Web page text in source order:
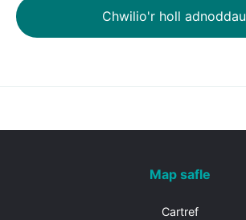
Chwilio'r holl adnoddau
Map safle
Cartref